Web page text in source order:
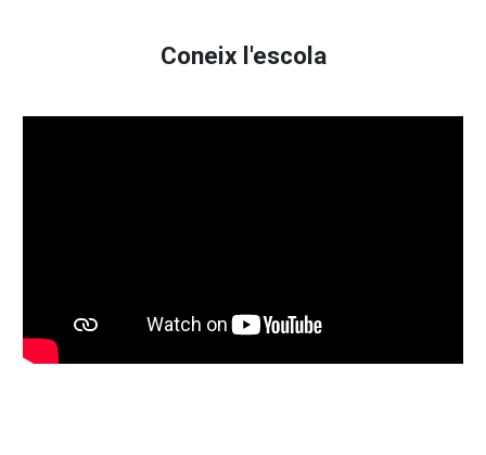
Coneix l'escola